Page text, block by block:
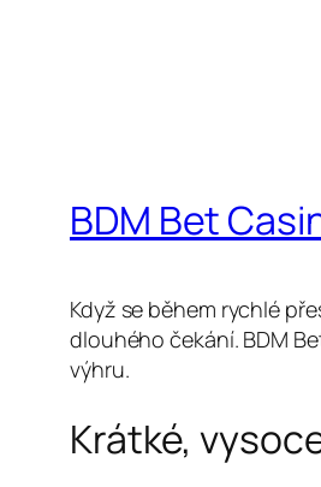
BDM Bet
Když se během rychlé
dlouhého čekání. BDM
výhru.
Krátké,